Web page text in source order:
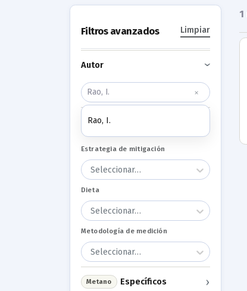
Filtros avanzados Limpiar
Autor ›
×
Rao, I.
Generales
Estrategia de mitigación
Seleccionar…
Dieta
Seleccionar…
Metodología de medición
Seleccionar…
Metano Específicos ›
1